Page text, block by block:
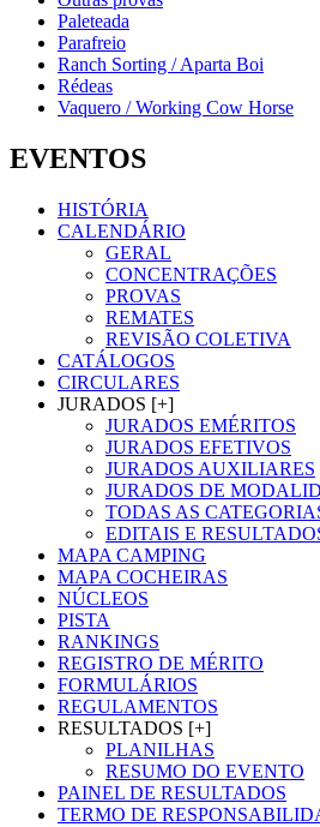
Paleteada
Parafreio
Ranch Sorting / Aparta Boi
Rédeas
Vaquero / Working Cow Horse
EVENTOS
HISTÓRIA
CALENDÁRIO
GERAL
CONCENTRAÇÕES
PROVAS
REMATES
REVISÃO COLETIVA
CATÁLOGOS
CIRCULARES
JURADOS [+]
JURADOS EMÉRITOS
JURADOS EFETIVOS
JURADOS AUXILIARES
JURADOS DE
TODAS AS
EDITAIS E
MAPA CAMPING
MAPA COCHEIRAS
NÚCLEOS
PISTA
RANKINGS
REGISTRO DE MÉRITO
FORMULÁRIOS
REGULAMENTOS
RESULTADOS [+]
PLANILHAS
RESUMO DO EVENTO
PAINEL DE RESULTADOS
TERMO DE